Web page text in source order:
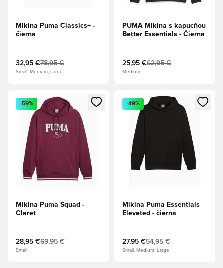
Mikina Puma Classics+ -
čierna
32,95 €78,95 €
Small, Medium, Large
PUMA Mikina s kapucňou
Better Essentials - Čierna
25,95 €62,95 €
Medium
Otvorí modál na prihlásenie alebo registráciu ako člen
-59%
Mikina Puma Squad -
Claret
28,95 €69,95 €
Small
Otvorí modál na prihlásenie
-49%
Mikina Puma Essentials
Eleveted - čierna
27,95 €54,95 €
Small, Medium, Large